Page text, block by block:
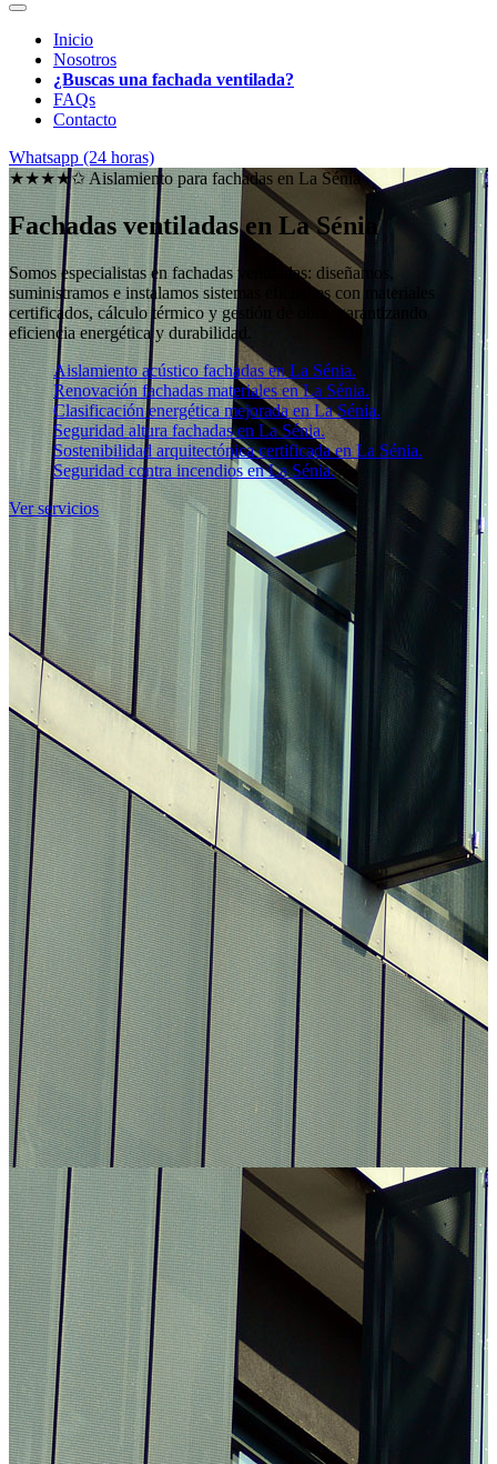
Inicio
Nosotros
¿Buscas una fachada ventilada?
FAQs
Contacto
Whatsapp (24 horas)
★★★★✩ Aislamiento para fachadas en La Sénia
Fachadas ventiladas en La Sénia
Somos especialistas en fachadas ventiladas: diseñamos,
suministramos e instalamos sistemas eficientes con materiales
certificados, cálculo térmico y gestión de obra, garantizando
eficiencia energética y durabilidad.
Aislamiento acústico fachadas en La Sénia.
Renovación fachadas materiales en La Sénia.
Clasificación energética mejorada en La Sénia.
Seguridad altura fachadas en La Sénia.
Sostenibilidad arquitectónica certificada en La Sénia.
Seguridad contra incendios en La Sénia.
Ver servicios